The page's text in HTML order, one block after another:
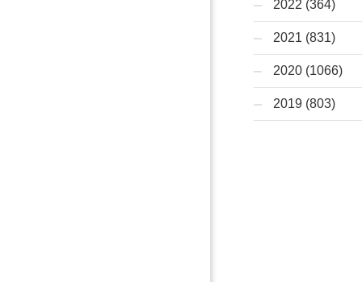
2022 (364)
2021 (831)
2020 (1066)
2019 (803)